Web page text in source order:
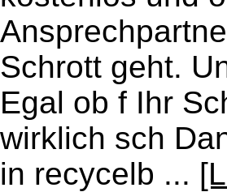
Schrott geht.
Egal ob f Ihr
wirklich sch
in recycelb ...